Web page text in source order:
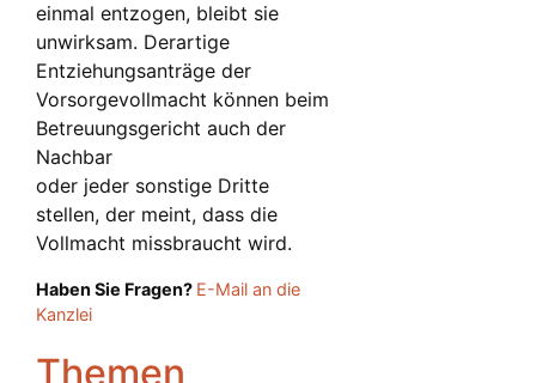
einmal entzogen, bleibt sie
unwirksam. Derartige
Entziehungsanträge der
Vorsorgevollmacht können beim
Betreuungsgericht auch der
Nachbar
oder jeder sonstige Dritte
stellen, der meint, dass die
Vollmacht missbraucht wird.
Haben Sie Fragen? E-Mail an die
Kanzlei
Themen